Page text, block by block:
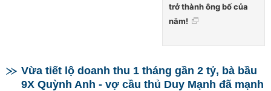
trở thành ông bố của
năm!
Vừa tiết lộ doanh thu 1 tháng gần 2 tỷ, bà bầu
9X Quỳnh Anh - vợ cầu thủ Duy Mạnh đã mạnh